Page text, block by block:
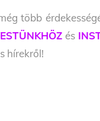
több
és
hírekről!